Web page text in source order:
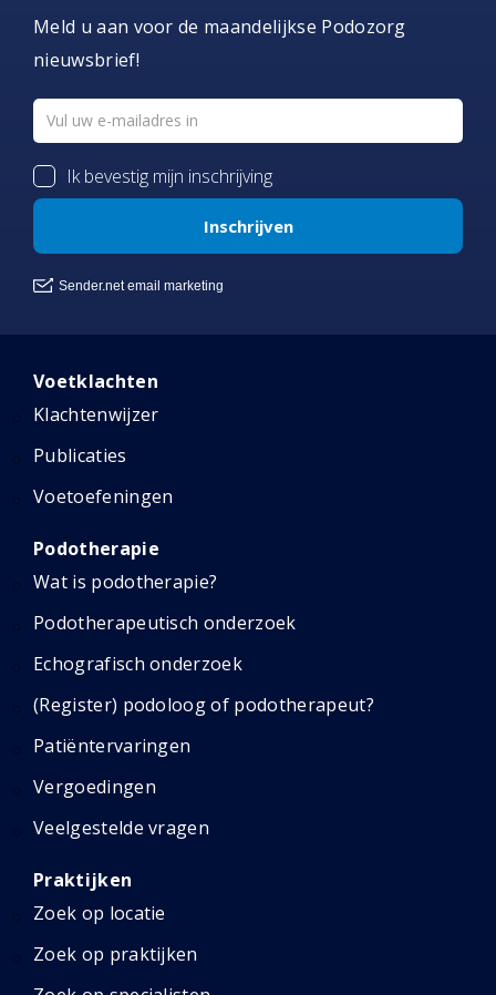
Meld u aan voor de maandelijkse Podozorg
nieuwsbrief!
Voetklachten
Klachtenwijzer
Publicaties
Voetoefeningen
Podotherapie
Wat is podotherapie?
Podotherapeutisch onderzoek
Echografisch onderzoek
(Register) podoloog of podotherapeut?
Patiëntervaringen
Vergoedingen
Veelgestelde vragen
Praktijken
Zoek op locatie
Zoek op praktijken